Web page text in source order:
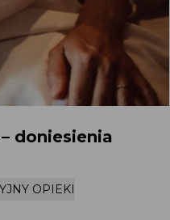
doniesienia
OPIEKI